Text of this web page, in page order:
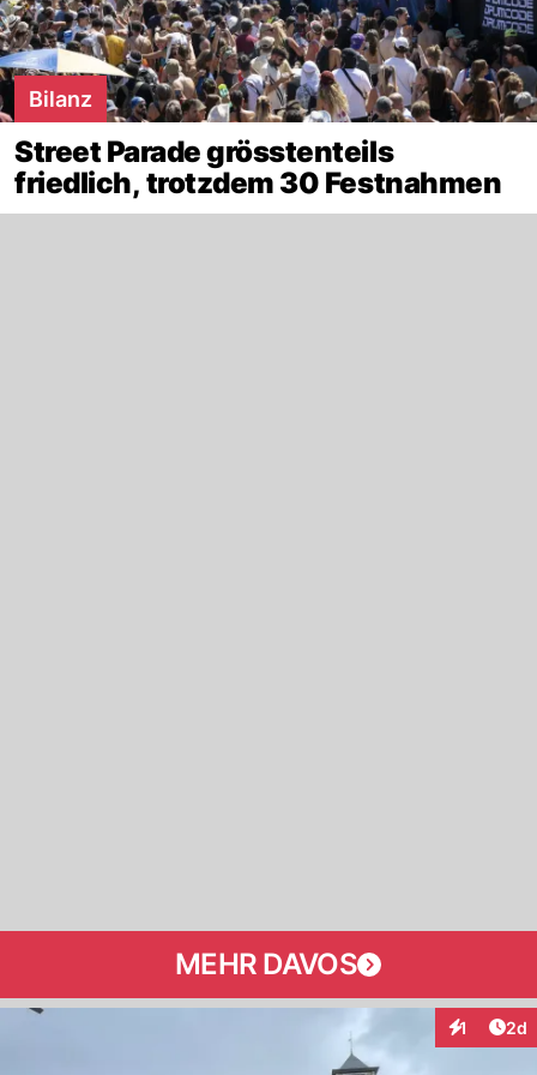
Bilanz
Street Parade grösstenteils
friedlich, trotzdem 30 Festnahmen
MEHR DAVOS
1 2d